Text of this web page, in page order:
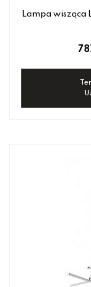
Lampa wisząca